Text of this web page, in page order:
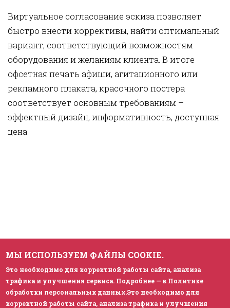
Виртуальное согласование эскиза позволяет
быстро внести коррективы, найти оптимальный
вариант, соответствующий возможностям
оборудования и желаниям клиента. В итоге
офсетная печать афиши, агитационного или
рекламного плаката, красочного постера
соответствует основным требованиям –
эффектный дизайн, информативность, доступная
цена.
МЫ ИСПОЛЬЗУЕМ ФАЙЛЫ COOKIE.
Это необходимо для корректной работы сайта, анализа
трафика и улучшения сервиса. Подробнее — в Политике
обработки персональных данных.Это необходимо для
корректной работы сайта, анализа трафика и улучшения